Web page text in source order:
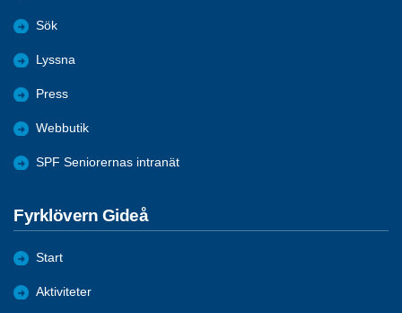
Sök
Lyssna
Press
Webbutik
SPF Seniorernas intranät
Fyrklövern Gideå
Start
Aktiviteter